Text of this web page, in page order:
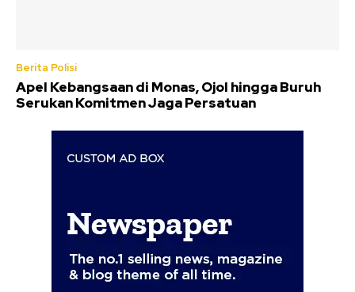
Berita Polisi
Apel Kebangsaan di Monas, Ojol hingga Buruh
Serukan Komitmen Jaga Persatuan